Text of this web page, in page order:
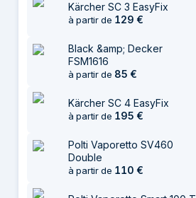
Kärcher SC 3 EasyFix
à partir de 129 €
Black &amp; Decker
FSM1616
à partir de 85 €
Kärcher SC 4 EasyFix
à partir de 195 €
Polti Vaporetto SV460
Double
à partir de 110 €